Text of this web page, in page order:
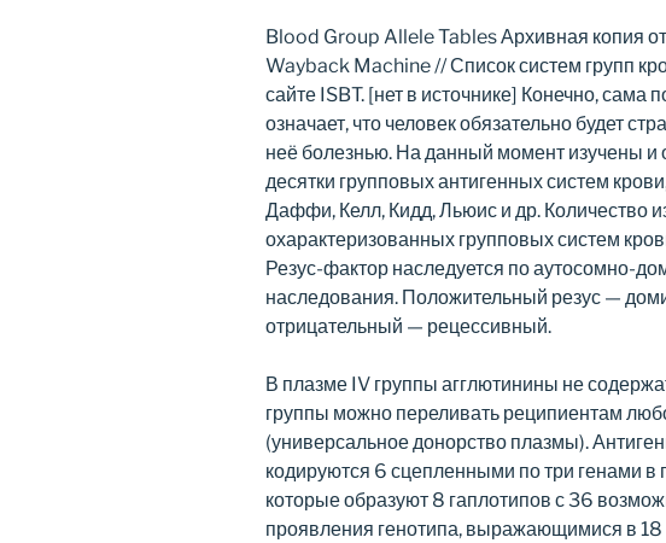
Blood Group Allele Tables Архивная копия
Wayback Machine // Список систем групп
сайте ISBT. [нет в источнике] Конечно, сама
означает, что человек обязательно будет
неё болезнью. На данный момент изучены и
десятки групповых антигенных систем
Даффи, Келл, Кидд, Льюис и др. Количество
охарактеризованных групповых систем
Резус-фактор наследуется по аутосомно-
наследования. Положительный резус —
отрицательный — рецессивный.
В плазме IV группы агглютинины не
группы можно переливать реципиентам
(универсальное донорство плазмы).
кодируются 6 сцепленными по три генами в
которые образуют 8 гаплотипов с 36
проявления генотипа, выражающимися в 18